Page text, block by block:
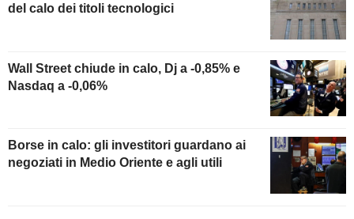
del calo dei titoli tecnologici
Wall Street chiude in calo, Dj a -0,85% e
Nasdaq a -0,06%
Borse in calo: gli investitori guardano ai
negoziati in Medio Oriente e agli utili